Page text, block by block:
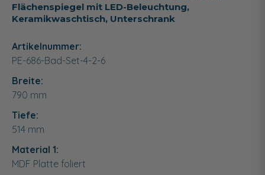
Flächenspiegel mit LED-Beleuchtung,
Keramikwaschtisch, Unterschrank
Artikelnummer:
PE-686-Bad-Set-4-2-6
Breite:
790 mm
Tiefe:
514 mm
Material 1:
MDF Platte foliert